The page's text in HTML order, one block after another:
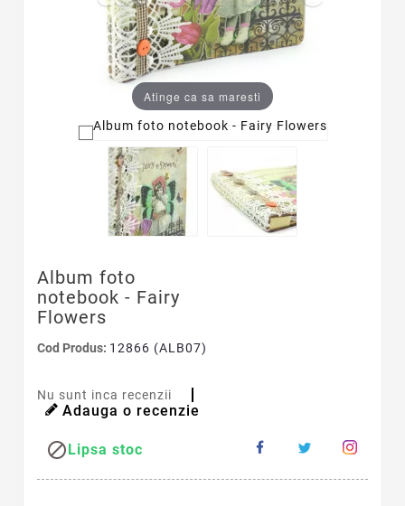
Atinge ca sa maresti
Album foto
notebook - Fairy
Flowers
Cod Produs: 12866 (ALB07)
Nu sunt inca recenzii
Adauga o recenzie
Lipsa stoc